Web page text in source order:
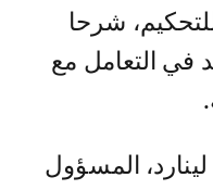
للتحكيم، شرحا
في التعامل مع
المسؤول